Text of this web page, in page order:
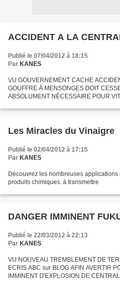
ACCIDENT A LA
Publié le 07/04/2012 à 18:15
Par KANES
VU GOUVERNEMENT CACHE
GOUFFRE À MENSONGES DOIT
ABSOLUMENT NÉCESSAIRE POUR
DIRE LA VÉRITÉ. ACCIDENT PLUS...
Les Miracles du Vinaigre
Publié le 02/04/2012 à 17:15
Par KANES
Découvrez les nombreuses
produits chimiques. à transmettre
DANGER IMMINENT
Publié le 22/03/2012 à 22:13
Par KANES
VU NOUVEAU TREMBLEMENT DE
ECRIS ABC sur BLOG AFIN AVERTIR
IMMINENT D'EXPLOSION DE